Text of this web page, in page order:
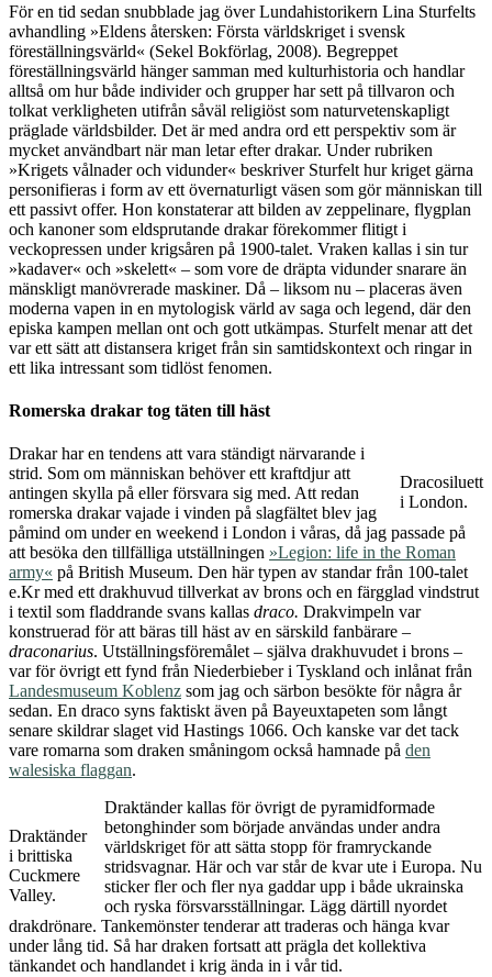
För en tid sedan snubblade jag över Lundahistorikern Lina Sturfelts
avhandling »Eldens återsken: Första världskriget i svensk
föreställningsvärld« (Sekel Bokförlag, 2008). Begreppet
föreställningsvärld hänger samman med kulturhistoria och handlar
alltså om hur både individer och grupper har sett på tillvaron och
tolkat verkligheten utifrån såväl religiöst som naturvetenskapligt
präglade världsbilder. Det är med andra ord ett perspektiv som är
mycket användbart när man letar efter drakar. Under rubriken
»Krigets vålnader och vidunder« beskriver Sturfelt hur kriget gärna
personifieras i form av ett övernaturligt väsen som gör människan till
ett passivt offer. Hon konstaterar att bilden av zeppelinare, flygplan
och kanoner som eldsprutande drakar förekommer flitigt i
veckopressen under krigsåren på 1900-talet. Vraken kallas i sin tur
»kadaver« och »skelett« – som vore de dräpta vidunder snarare än
mänskligt manövrerade maskiner. Då – liksom nu – placeras även
moderna vapen in en mytologisk värld av saga och legend, där den
episka kampen mellan ont och gott utkämpas. Sturfelt menar att det
var ett sätt att distansera kriget från sin samtidskontext och ringar in
ett lika intressant som tidlöst fenomen.
Romerska drakar tog täten till häst
Dracosiluett
i London.
Drakar har en tendens att vara ständigt närvarande i
strid. Som om människan behöver ett kraftdjur att
antingen skylla på eller försvara sig med. Att redan
romerska drakar vajade i vinden på slagfältet blev jag
påmind om under en weekend i London i våras, då jag passade på
att besöka den tillfälliga utställningen »Legion: life in the Roman
army« på British Museum. Den här typen av standar från 100-talet
e.Kr med ett drakhuvud tillverkat av brons och en färgglad vindstrut
i textil som fladdrande svans kallas draco. Drakvimpeln var
konstruerad för att bäras till häst av en särskild fanbärare –
draconarius. Utställningsföremålet – själva drakhuvudet i brons –
var för övrigt ett fynd från Niederbieber i Tyskland och inlånat från
Landesmuseum Koblenz som jag och särbon besökte för några år
sedan. En draco syns faktiskt även på Bayeuxtapeten som långt
senare skildrar slaget vid Hastings 1066. Och kanske var det tack
vare romarna som draken småningom också hamnade på den
walesiska flaggan.
Draktänder
i brittiska
Cuckmere
Valley.
Draktänder kallas för övrigt de pyramidformade
betonghinder som började användas under andra
världskriget för att sätta stopp för framryckande
stridsvagnar. Här och var står de kvar ute i Europa. Nu
sticker fler och fler nya gaddar upp i både ukrainska
och ryska försvarsställningar. Lägg därtill nyordet
drakdrönare. Tankemönster tenderar att traderas och hänga kvar
under lång tid. Så har draken fortsatt att prägla det kollektiva
tänkandet och handlandet i krig ända in i vår tid.